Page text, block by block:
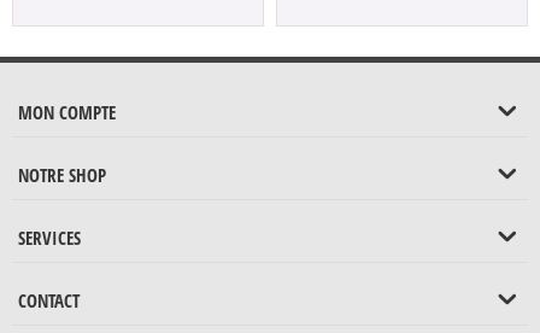
MON COMPTE
NOTRE SHOP
SERVICES
CONTACT